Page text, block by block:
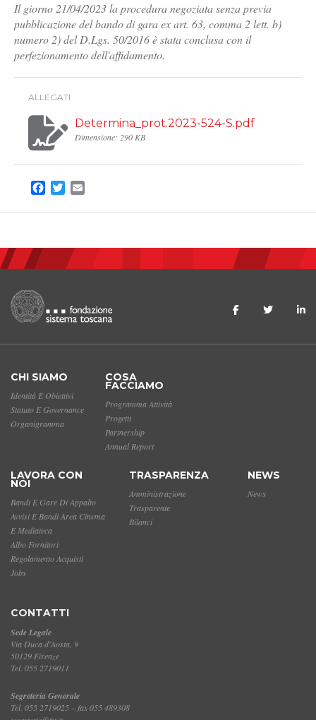
Il giorno 21/04/2023 la procedura negoziata senza previa
pubblicazione del bando di gara ex art. 63, comma 2 lett. b)
numero 2) del D.Lgs. 50/2016 è stata conclusa con il
perfezionamento dell'affidamento.
ALLEGATI
Determina_prot.2023-524-S.pdf
Dimensione: 290 KB
Facebook
Twitter
CHI SIAMO
Identità E Obiettivi
Statuto E Governance
Organigramma
COSA
FACCIAMO
Programma Attività
Progetti
Partnership
Annual Report
LAVORA CON
NOI
Bandi E Gare Di Appalto
Avvisi E Bandi Area Cinema
E Mediateca
Albo Fornitori
Regolamento Acquisti
Jobs
TRASPARENZA
Amministrazione
Trasparente
Bilanci
NEWS
News
CONTATTI
Sede Legale
Via Duca d'Aosta, 9
50129 Firenze
Tel. 055 2719011
Segreteria Generale
Tel. 055 2719025 – fax 055 489308